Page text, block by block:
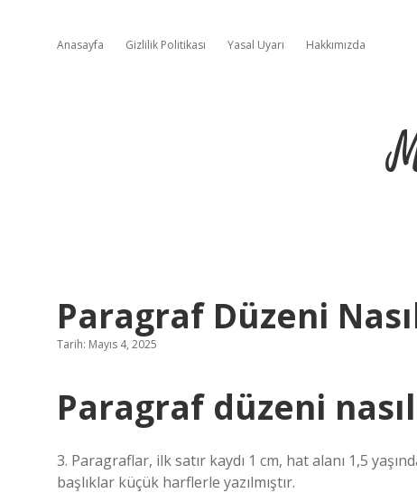
Anasayfa Gizlilik Politikası Yasal Uyarı Hakkımızda
Paragraf Düzeni
Tarih: Mayıs 4, 2025
Paragraf düzeni
3. Paragraflar, ilk satır kaydı 1 cm, hat alanı 1,5
başlıklar küçük harflerle yazılmıştır.